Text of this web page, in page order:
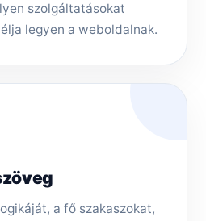
szolgáltatásokat
legyen a weboldalnak.
a fő szakaszokat,